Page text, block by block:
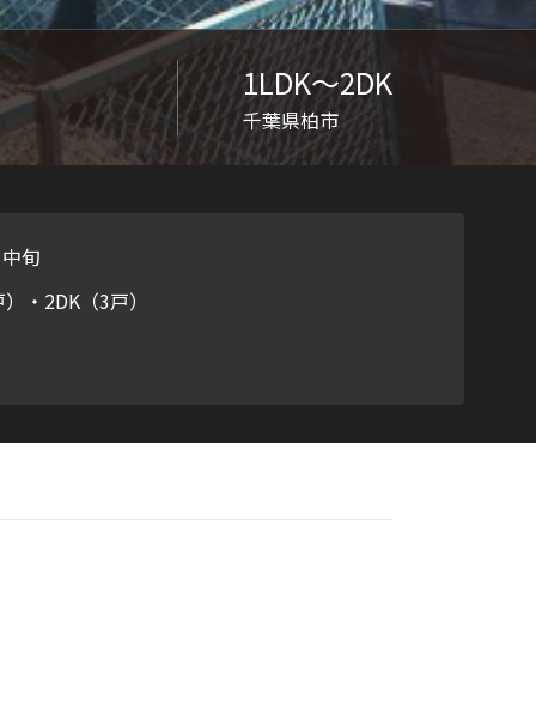
イフ CLUB
トナー 1LDK〜2DK
千葉県柏市
旬
・2DK（3戸）